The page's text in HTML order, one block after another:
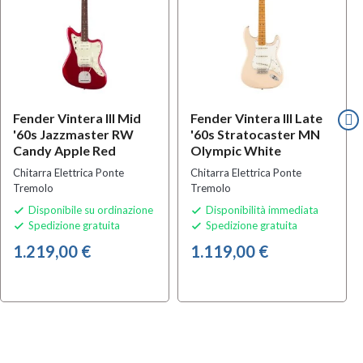
Fender Vintera III Mid
'60s Jazzmaster RW
Candy Apple Red
Chitarra Elettrica Ponte
Tremolo
 Disponibile su ordinazione
 Spedizione gratuita
1.219,00 €
Fender Vintera III Late
'60s Stratocaster MN
Olympic White
Chitarra Elettrica Ponte
Tremolo
 Disponibilità immediata
 Spedizione gratuita
1.119,00 €